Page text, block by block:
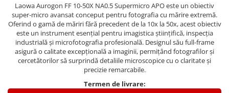
Compatibil Sony
Blitz-uri circulare (Macro)
Adaptoare stativ port umbrela si
blitz TTL
Laowa Aurogon FF 10-50X NA0.5 Supermicro APO este un obiectiv
super-micro avansat conceput pentru fotografia cu mărire extremă.
Oferind o gamă de măriri fără precedent de la 10x la 50x, acest obiectiv
este un instrument esențial pentru imagistica științifică, inspecția
industrială și microfotografia profesională. Designul său full-frame
asigură o calitate excepțională a imaginii, permițând fotografilor și
cercetătorilor să surprindă detaliile microscopice cu o claritate și
precizie remarcabile.
Termen de livrare: